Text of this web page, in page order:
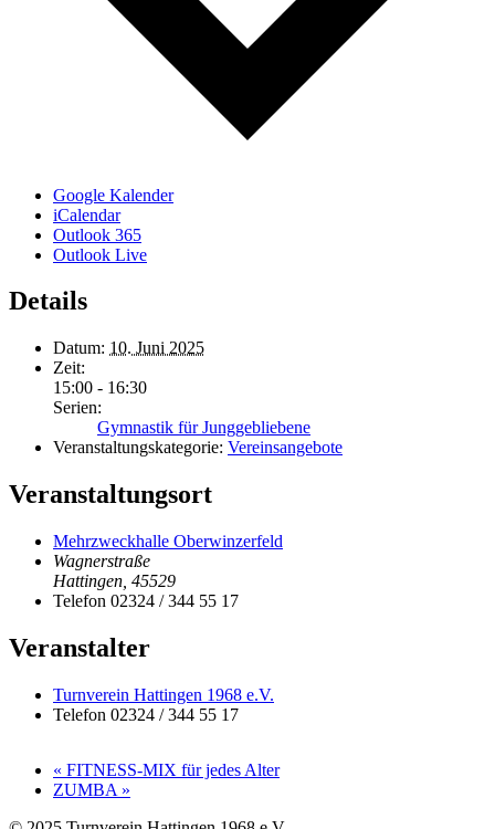
Google Kalender
iCalendar
Outlook 365
Outlook Live
Details
Datum: 10. Juni 2025
Zeit:
15:00 - 16:30
Serien:
Gymnastik für Junggebliebene
Veranstaltungskategorie: Vereinsangebote
Veranstaltungsort
Mehrzweckhalle Oberwinzerfeld
Wagnerstraße
Hattingen 45529
Telefon 02324 / 344 55 17
Veranstalter
Turnverein Hattingen 1968 e.V.
Telefon 02324 / 344 55 17
« FITNESS-MIX für jedes Alter
ZUMBA »